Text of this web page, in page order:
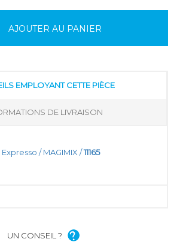
AJOUTER AU PANIER
EMPLOYANT CETTE PIÈCE
DE LIVRAISON
/ MAGIMIX /11165
UN CONSEIL ?